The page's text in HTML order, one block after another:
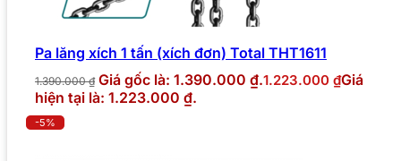
Pa lăng xích 1 tấn (xích đơn) Total THT1611
1.390.000₫ Giá gốc là: 1.390.000 ₫.1.223.000 ₫Giá
hiện tại là: 1.223.000 ₫.
-5%